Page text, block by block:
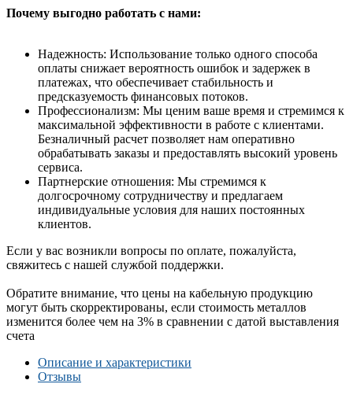
Почему выгодно работать с нами:
Надежность: Использование только одного способа
оплаты снижает вероятность ошибок и задержек в
платежах, что обеспечивает стабильность и
предсказуемость финансовых потоков.
Профессионализм: Мы ценим ваше время и стремимся к
максимальной эффективности в работе с клиентами.
Безналичный расчет позволяет нам оперативно
обрабатывать заказы и предоставлять высокий уровень
сервиса.
Партнерские отношения: Мы стремимся к
долгосрочному сотрудничеству и предлагаем
индивидуальные условия для наших постоянных
клиентов.
Если у вас возникли вопросы по оплате, пожалуйста,
свяжитесь с нашей службой поддержки.
Обратите внимание, что цены на кабельную продукцию
могут быть скорректированы, если стоимость металлов
изменится более чем на 3% в сравнении с датой выставления
счета
Описание и характеристики
Отзывы